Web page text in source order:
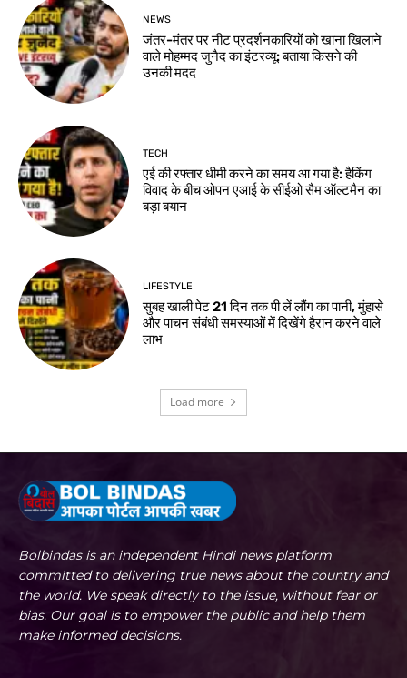
NEWS
जंतर-मंतर पर नीट प्रदर्शनकारियों को खाना खिलाने
वाले मोहम्मद जुनैद का इंटरव्यू: बताया किसने की
उनकी मदद
TECH
एई की रफ्तार धीमी करने का समय आ गया है: हैकिंग
विवाद के बीच ओपन एआई के सीईओ सैम ऑल्टमैन का
बड़ा बयान
LIFESTYLE
सुबह खाली पेट 21 दिन तक पी लें लौंग का पानी, मुंहासे
और पाचन संबंधी समस्याओं में दिखेंगे हैरान करने वाले
लाभ
Load more
Bolbindas is an independent Hindi news platform
committed to delivering true news about the country and
the world. We speak directly to the issue, without fear or
bias. Our goal is to empower the public and help them
make informed decisions.